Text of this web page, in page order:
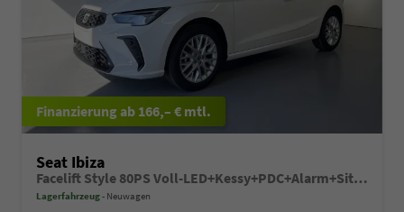
ab 166,– € mtl.
Seat Ibiza
Facelift Style 80PS Voll-LED+Kessy+PDC+Alarm+Sitzheizung+Kamera+App-Connect
Lagerfahrzeug Neuwagen